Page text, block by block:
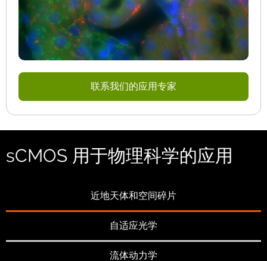
联系我们的应用专家
sCMOS 用于物理科学的应用
近地天体和空间碎片
自适应光学
流体动力学